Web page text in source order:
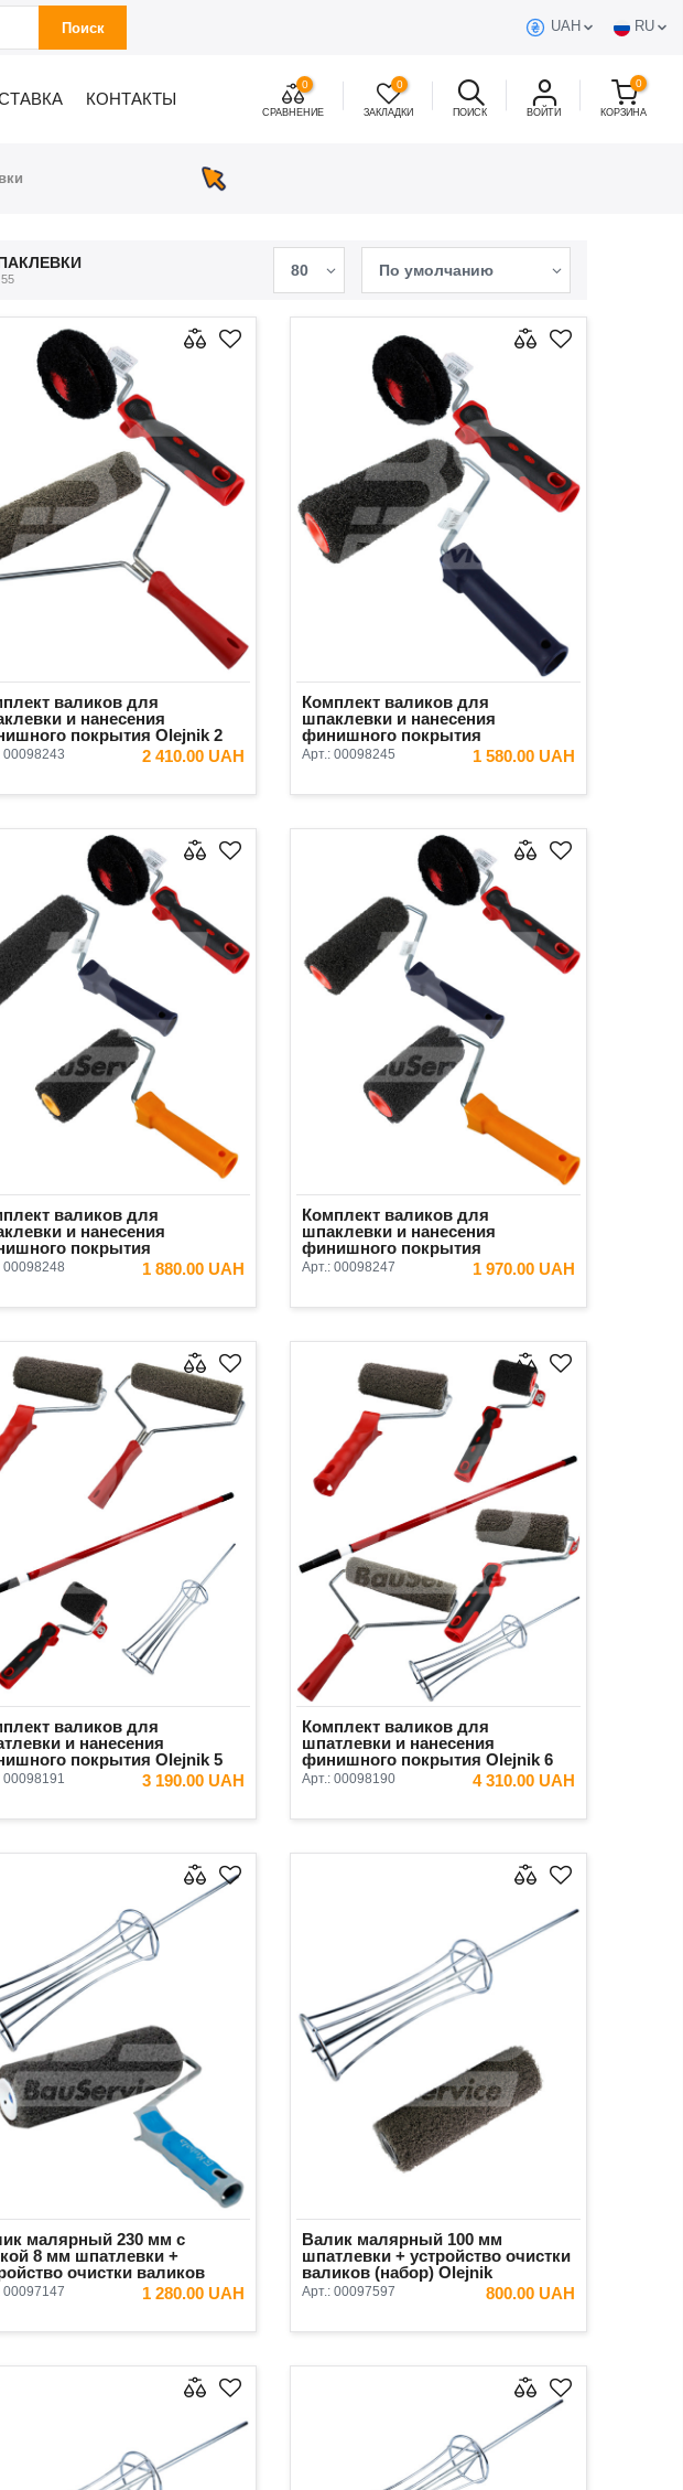
Поиск UAH RU
КОНТАКТЫ
0
СРАВНЕНИЕ
0
ЗАКЛАДКИ ПОИСК ВОЙТИ
0
КОРЗИНА
80 По умолчанию
валиков для
и нанесения
покрытия Olejnik 2
(валик 300 мм)
00098243 2 410.00 UAH
В КОРЗИНУ
Комплект валиков для
шпаклевки и нанесения
финишного покрытия
Antares+Olejnik 2 предмета
Арт.: 00098245 1 580.00 UAH
В КОРЗИНУ
валиков для
и нанесения
покрытия
3 предмета
00098248 1 880.00 UAH
В КОРЗИНУ
Комплект валиков для
шпаклевки и нанесения
финишного покрытия
Antares+Olejnik 3 предмета
Арт.: 00098247 1 970.00 UAH
В КОРЗИНУ
валиков для
и нанесения
покрытия Olejnik 5
00098191 3 190.00 UAH
В КОРЗИНУ
Комплект валиков для
шпатлевки и нанесения
финишного покрытия Olejnik 6
предметов
Арт.: 00098190 4 310.00 UAH
В КОРЗИНУ
малярный 230 мм с
8 мм шпатлевки +
очистки валиков
Kubala
00097147 1 280.00 UAH
В КОРЗИНУ
Валик малярный 100 мм
шпатлевки + устройство очистки
валиков (набор) Olejnik
Арт.: 00097597 800.00 UAH
В КОРЗИНУ